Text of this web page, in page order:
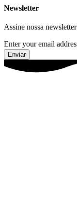
Newsletter
Assine nossa
Enter your email
Enviar